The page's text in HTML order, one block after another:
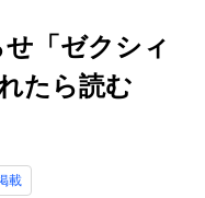
「ゼクシィ
たら読む
載